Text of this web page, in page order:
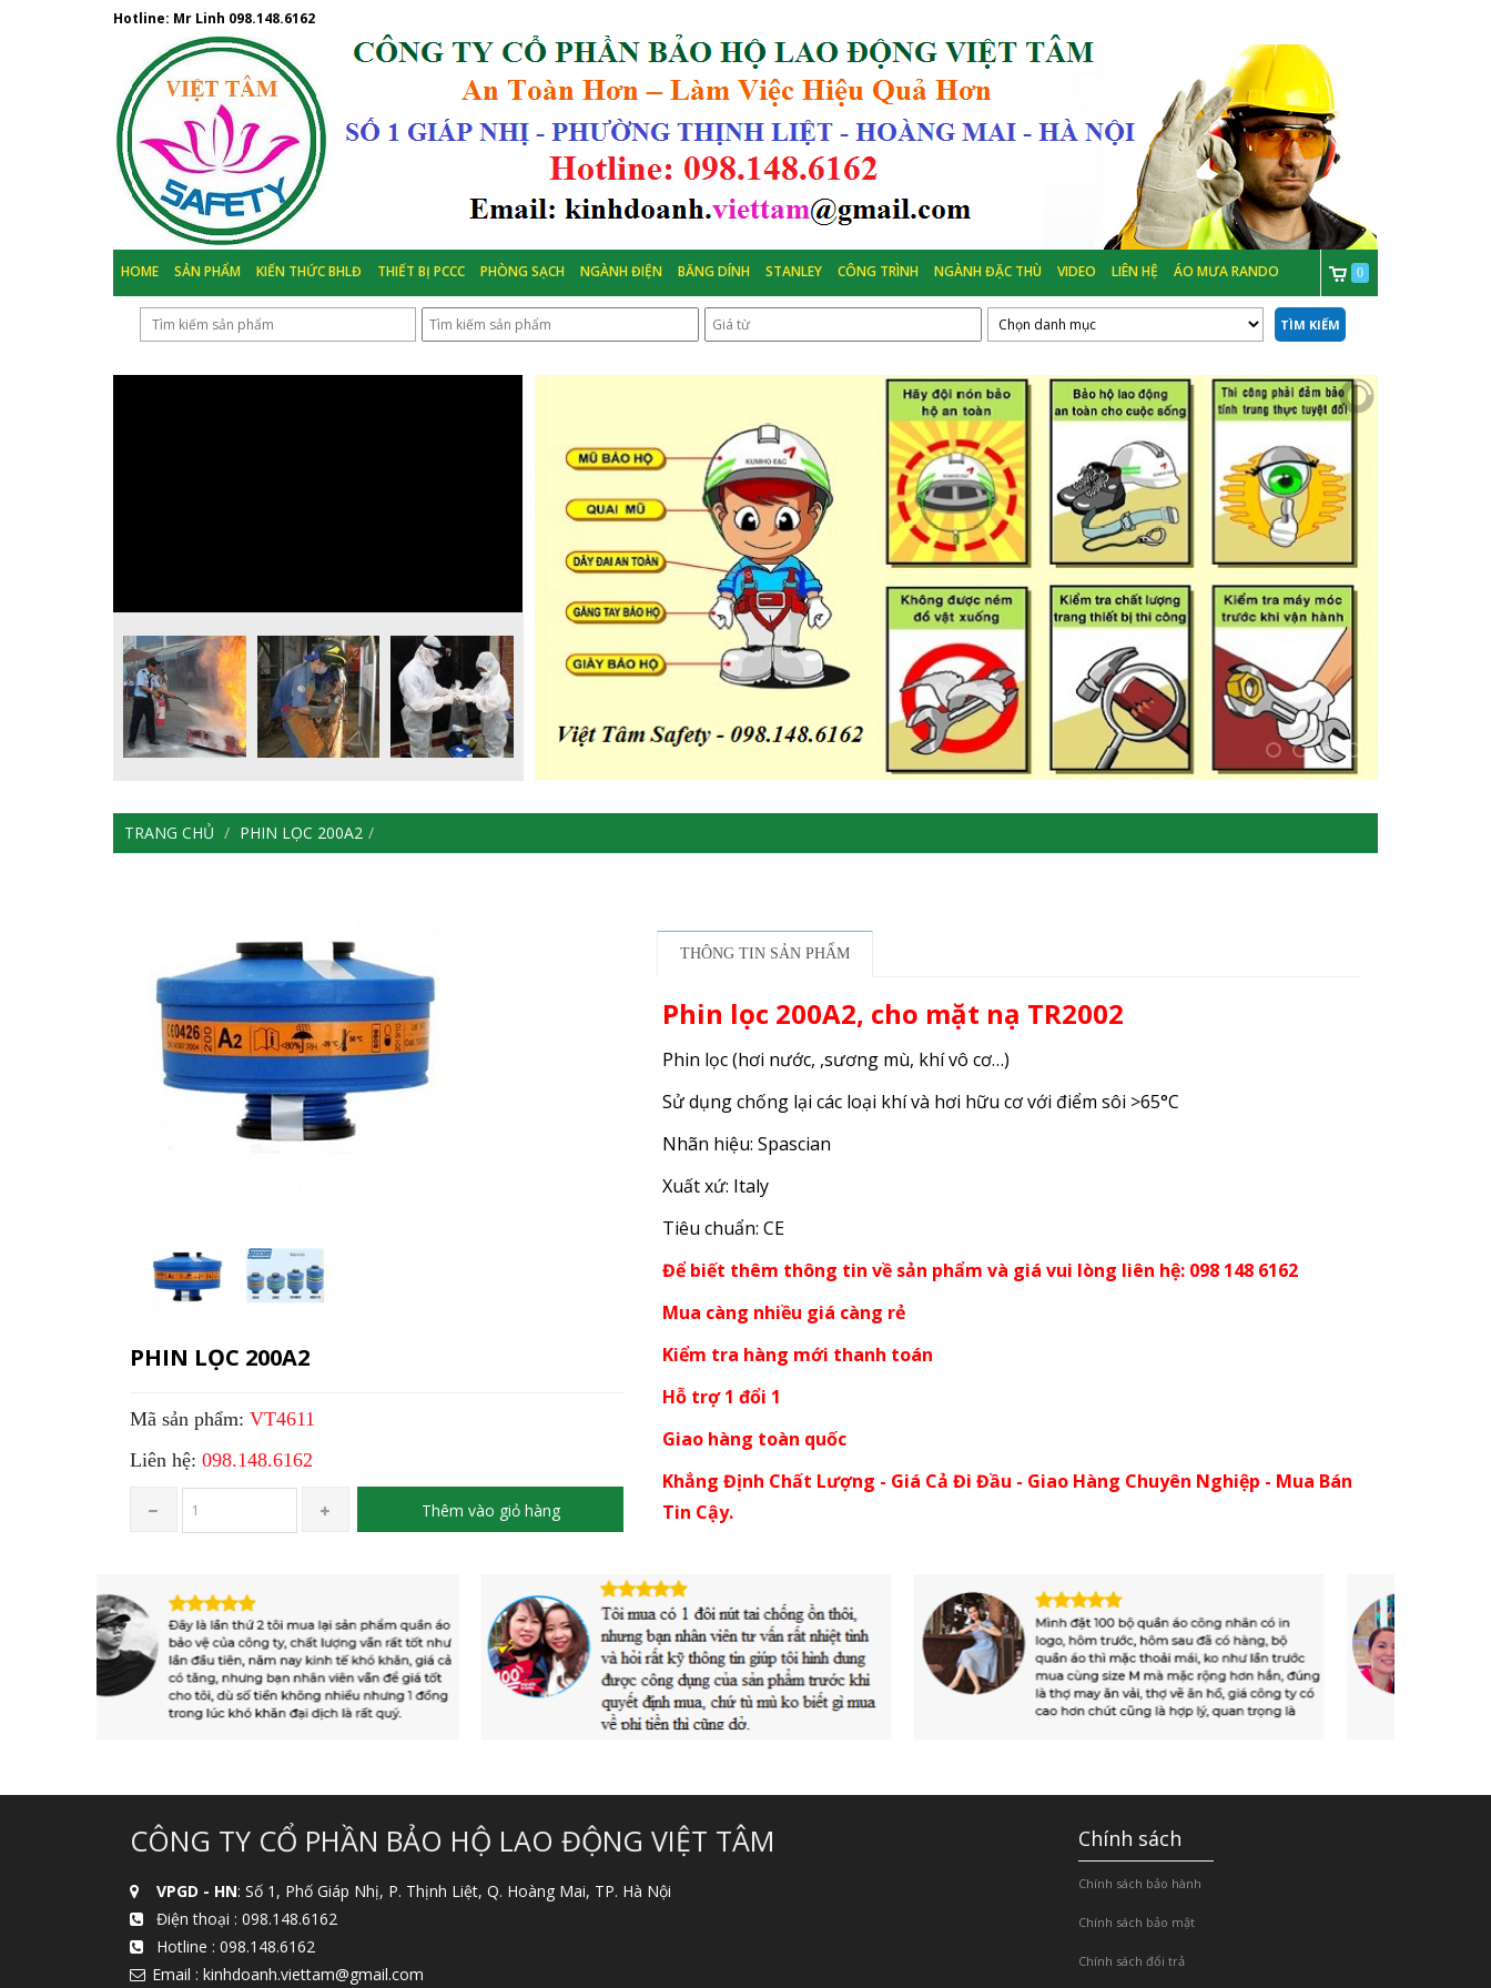
Hotline: Mr Linh 098.148.6162
HOME SẢN PHẨM KIẾN THỨC BHLĐ THIẾT BỊ PCCC PHÒNG SẠCH NGÀNH ĐIỆN BĂNG DÍNH STANLEY CÔNG TRÌNH NGÀNH ĐẶC THÙ VIDEO LIÊN HỆ ÁO MƯA RANDO 0
TÌM KIẾM
TRANG CHỦ PHIN LỌC 200A2
PHIN LỌC 200A2
Mã sản phẩm: VT4611
Liên hệ: 098.148.6162
Thêm vào giỏ hàng
THÔNG TIN SẢN PHẨM
Phin lọc 200A2, cho mặt nạ TR2002
Phin lọc (hơi nước, ,sương mù, khí vô cơ…)
Sử dụng chống lại các loại khí và hơi hữu cơ với điểm sôi >65°C
Nhãn hiệu: Spascian
Xuất xứ: Italy
Tiêu chuẩn: CE
Để biết thêm thông tin về sản phẩm và giá vui lòng liên hệ: 098 148 6162
Mua càng nhiều giá càng rẻ
Kiểm tra hàng mới thanh toán
Hỗ trợ 1 đổi 1
Giao hàng toàn quốc
Khẳng Định Chất Lượng - Giá Cả Đi Đầu - Giao Hàng Chuyên Nghiệp - Mua Bán
Tin Cậy.
CÔNG TY CỔ PHẦN BẢO HỘ LAO ĐỘNG VIỆT TÂM
VPGD - HN: Số 1, Phố Giáp Nhị, P. Thịnh Liệt, Q. Hoàng Mai, TP. Hà Nội
Điện thoại : 098.148.6162
Hotline : 098.148.6162
Email : kinhdoanh.viettam@gmail.com
Chính sách
Chính sách bảo hành
Chính sách bảo mật
Chính sách đổi trả